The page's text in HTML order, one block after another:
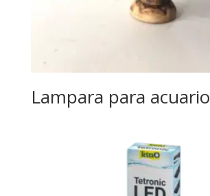
Lampara para acuario